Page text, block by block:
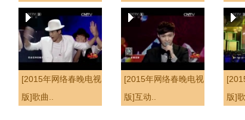
[2015年网络春晚电视
版]歌曲..
[2015年网络春晚电视
版]互动..
版]